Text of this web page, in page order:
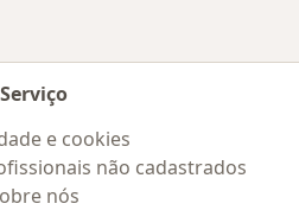
Serviço
e cookies
não cadastrados
nós